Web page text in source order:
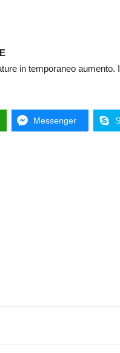
in temporaneo aumento.
Messenger